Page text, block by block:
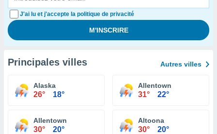
J'ai lu et j'accepte la politique de privacité
Principales villes Autres villes
Alaska
26° 18°
Allentown
31° 22°
Allentown
30° 20°
Altoona
30° 20°